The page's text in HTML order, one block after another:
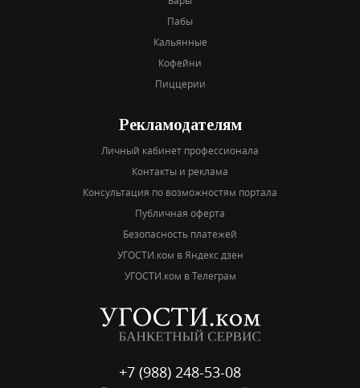
Пабы
Кальянные
Кофейни
Пиццерии
Рекламодателям
Личный кабинет профессионала
Контакты и реклама
Консультация по возможностям портала
Публичная оферта
Безопасность платежей
УГОСТИ.ком в Яндекс дзен
УГОСТИ.ком в Телеграм
+7 (988) 248-53-08